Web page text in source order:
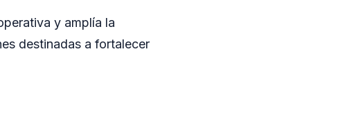
y amplía la
destinadas a fortalecer